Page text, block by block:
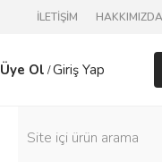
İLETİŞİM HAKKIMIZDA
Üye Ol /Giriş Yap